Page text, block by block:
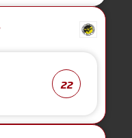
22